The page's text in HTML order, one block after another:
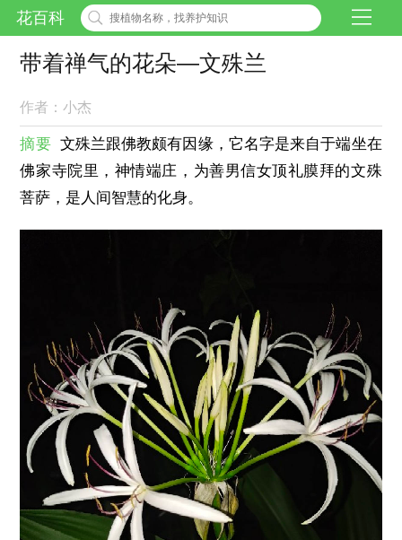
花百科
带着禅气的花朵—文殊兰
作者：小杰
摘要 文殊兰跟佛教颇有因缘，它名字是来自于端坐在
佛家寺院里，神情端庄，为善男信女顶礼膜拜的文殊
菩萨，是人间智慧的化身。